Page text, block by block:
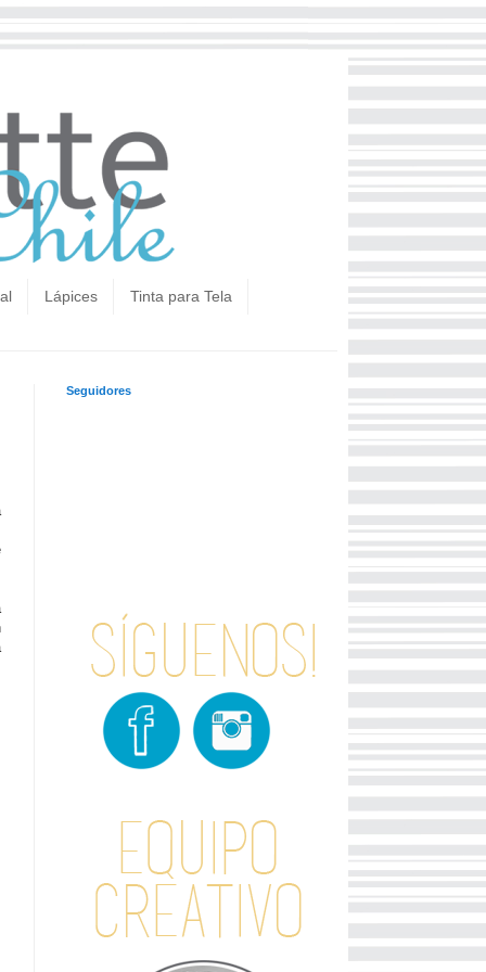
Lápices Tinta para Tela
Seguidores